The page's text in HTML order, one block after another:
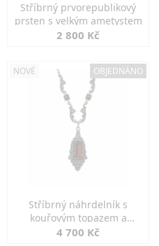
Stříbrný prvorepublikový
prsten s velkým ametystem
2 800 Kč
NOVÉ OBJEDNÁNO
Stříbrný náhrdelník s
kouřovým topazem a
markazity
4 700 Kč